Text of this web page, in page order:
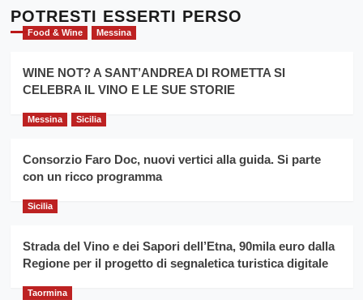
l’
evento
per
la
filiera
grano
Cronoscalata
Giarre
Montesalice
per
il
anno
Franco
Caruso
POTRESTI ESSERTI PERSO
Food & Wine Messina
WINE NOT? A SANT’ANDREA DI ROMETTA SI
CELEBRA IL VINO E LE SUE STORIE
Messina Sicilia
Consorzio Faro Doc, nuovi vertici alla guida. Si parte
con un ricco programma
Sicilia
Strada del Vino e dei Sapori dell’Etna, 90mila euro dalla
Regione per il progetto di segnaletica turistica digitale
Taormina